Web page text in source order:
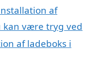
af
kan være tryg ved
af ladeboks i